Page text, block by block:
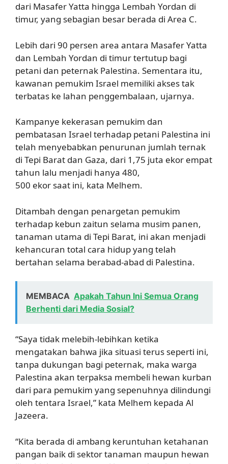
dari Masafer Yatta hingga Lembah Yordan di
timur, yang sebagian besar berada di Area C.
Lebih dari 90 persen area antara Masafer Yatta
dan Lembah Yordan di timur tertutup bagi
petani dan peternak Palestina. Sementara itu,
kawanan pemukim Israel memiliki akses tak
terbatas ke lahan penggembalaan, ujarnya.
Kampanye kekerasan pemukim dan
pembatasan Israel terhadap petani Palestina ini
telah menyebabkan penurunan jumlah ternak
di Tepi Barat dan Gaza, dari 1,75 juta ekor empat
tahun lalu menjadi hanya 480,
500 ekor saat ini, kata Melhem.
Ditambah dengan penargetan pemukim
terhadap kebun zaitun selama musim panen,
tanaman utama di Tepi Barat, ini akan menjadi
kehancuran total cara hidup yang telah
bertahan selama berabad-abad di Palestina.
MEMBACA Apakah Tahun Ini Semua Orang
Berhenti dari Media Sosial?
“Saya tidak melebih-lebihkan ketika
mengatakan bahwa jika situasi terus seperti ini,
tanpa dukungan bagi peternak, maka warga
Palestina akan terpaksa membeli hewan kurban
dari para pemukim yang sepenuhnya dilindungi
oleh tentara Israel,” kata Melhem kepada Al
Jazeera.
“Kita berada di ambang keruntuhan ketahanan
pangan baik di sektor tanaman maupun hewan